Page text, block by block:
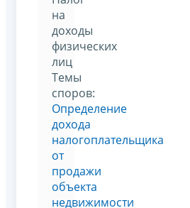
на
доходы
физических
лиц
Темы
споров:
Определение
дохода
налогоплательщика
от
продажи
объекта
недвижимости